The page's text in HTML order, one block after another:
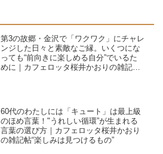
第3の故郷・金沢で「ワクワク」にチャレ
ンジした日々と素敵なご縁。いくつにな
っても“前向きに楽しめる自分”でいるた
めに｜カフェロッタ桜井かおりの雑記
60代のわたしには「キュート」は最上級
のほめ言葉！"うれしい循環”が生まれる
言葉の選び方｜カフェロッタ桜井かおり
の雑記帖“楽しみは見つけるもの”